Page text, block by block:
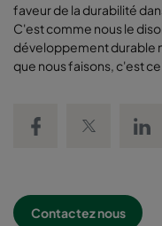
faveur de la durabilité
C'est comme nous le
développement durable
que nous faisons, c'est
Contactez nous